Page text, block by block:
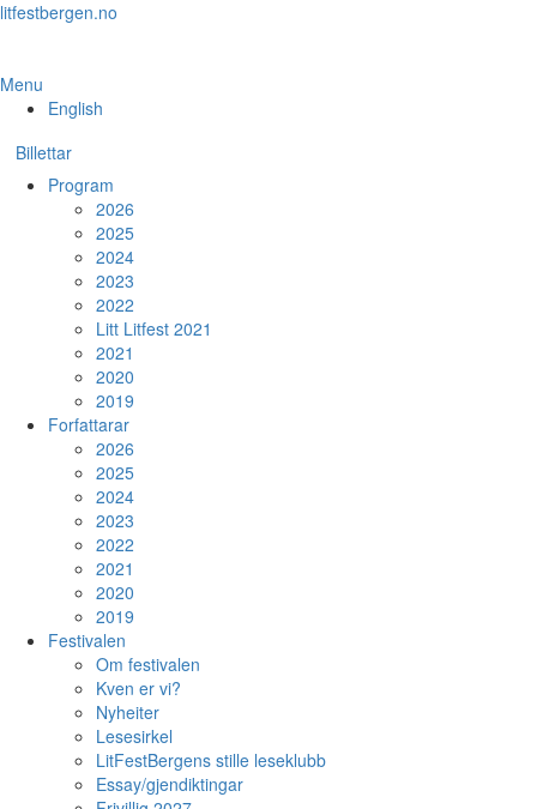
Skip
content
litfestbergen.no
Menu
English
Billettar
Program
2026
2025
2024
2023
2022
Litt Litfest 2021
2021
2020
2019
Forfattarar
2026
2025
2024
2023
2022
2021
2020
2019
Festivalen
Om festivalen
Kven er vi?
Nyheiter
Lesesirkel
LitFestBergens stille leseklubb
Essay/gjendiktingar